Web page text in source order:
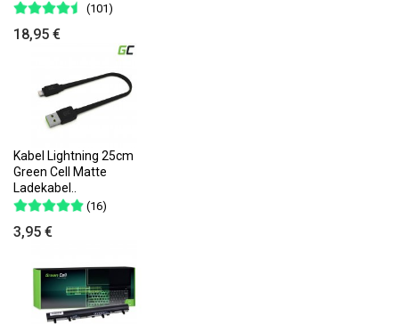
(101)
18,95 €
Kabel Lightning 25cm
Green Cell Matte
Ladekabel..
(16)
3,95 €